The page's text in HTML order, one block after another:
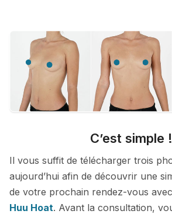
C’est simple !
Il vous suffit de télécharger trois
aujourd’hui afin de découvrir une
de votre prochain rendez-vous avec
Huu Hoat. Avant la consultation,